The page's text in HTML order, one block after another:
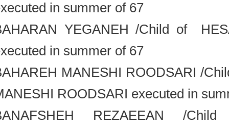
executed in summer of 67
BAHARAN YEGANEH /Child of
executed in summer of 67
BAHAREH MANESHI ROODSARI /
MANESHI ROODSARI executed in
BANAFSHEH REZAEEAN /